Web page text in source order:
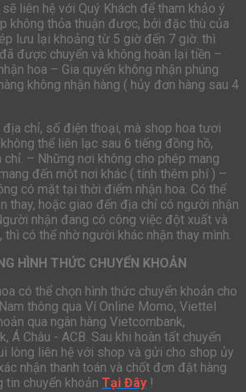
liên hệ với Quý Khách để tham khảo ý
không thỏa thuận được, bởi đặc thù của
lưu lại khoảng từ 5 giờ đến 7 giờ. thì
được chuyển và không hoàn lại tiền –
hoa – Gia quyến không nhận phúng
không nhận hàng ( hủy đơn hàng sau 4
chỉ, số điện thoại, mà shop hoa tươi
thể liên lạc sau 6 tiếng đồng hồ,
– Những nơi không cho phép mang
đến một nơi khác ( tính thêm phí ) –
có mặt tại thời điểm nhận hoa. Có thể
thay, hoặc giao đến địa chỉ có người nhận
nhận đang có công việc đột xuất và
thì có thể nhờ người khác nhận thay mình.
HÌNH THỨC CHUYỂN KHOẢN
có thể chọn hình thức chuyển khoản cho
thông qua Ví Online Momo, Viettel
qua ngân hàng Vietcombank,
Á Châu - ACB. Sau khi hoàn tất chuyển
lòng liên hệ với shop và gửi cho shop ủy
nhận thanh toán và chốt đơn đặt hàng
tin chuyển khoản Tại Đây !